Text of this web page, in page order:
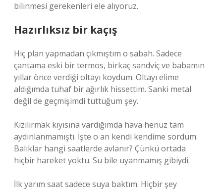
bilinmesi gerekenleri ele alıyoruz.
Hazırlıksız bir kaçış
Hiç plan yapmadan çıkmıştım o sabah. Sadece
çantama eski bir termos, birkaç sandviç ve babamın
yıllar önce verdiği oltayı koydum. Oltayı elime
aldığımda tuhaf bir ağırlık hissettim. Sanki metal
değil de geçmişimdi tuttuğum şey.
Kızılırmak kıyısına vardığımda hava henüz tam
aydınlanmamıştı. İşte o an kendi kendime sordum:
Balıklar hangi saatlerde avlanır? Çünkü ortada
hiçbir hareket yoktu. Su bile uyanmamış gibiydi.
İlk yarım saat sadece suya baktım. Hiçbir şey